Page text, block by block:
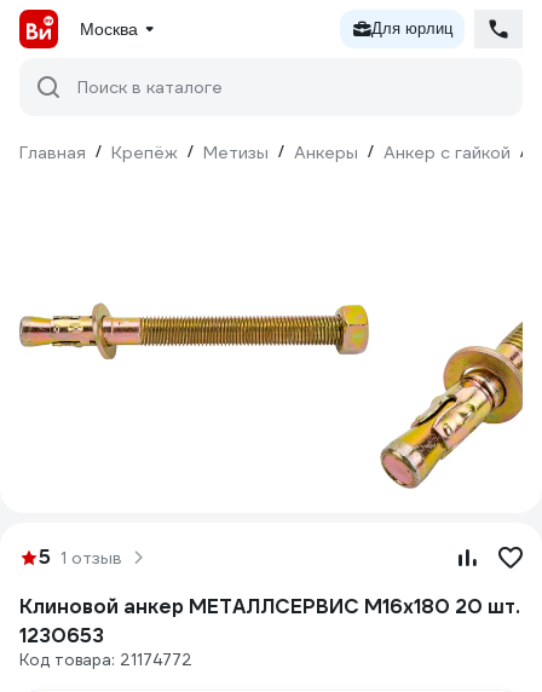
Москва Для юрлиц
Поиск в каталоге
Главная / Крепёж / Метизы / Анкеры / Анкер с гайкой /
5 1 отзыв
Клиновой анкер МЕТАЛЛСЕРВИС М16x180 20 шт.
1230653
Код товара: 21174772